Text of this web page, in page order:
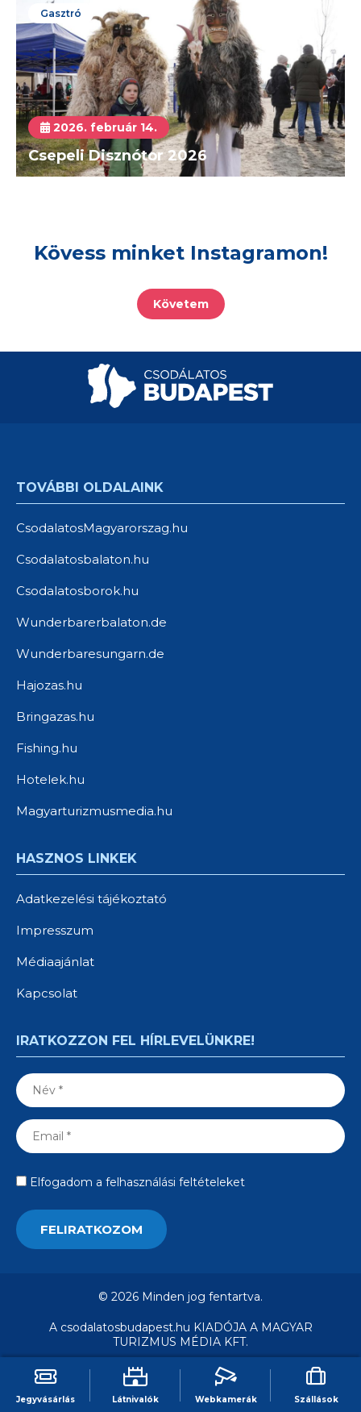
Gasztró
2026. február 14.
Csepeli Disznótor 2026
Kövess minket Instagramon!
Követem
TOVÁBBI OLDALAINK
CsodalatosMagyarorszag.hu
Csodalatosbalaton.hu
Csodalatosborok.hu
Wunderbarerbalaton.de
Wunderbaresungarn.de
Hajozas.hu
Bringazas.hu
Fishing.hu
Hotelek.hu
Magyarturizmusmedia.hu
HASZNOS LINKEK
Adatkezelési tájékoztató
Impresszum
Médiaajánlat
Kapcsolat
IRATKOZZON FEL HÍRLEVELÜNKRE!
Elfogadom a felhasználási feltételeket
© 2026 Minden jog fentartva.
A csodalatosbudapest.hu KIADÓJA A MAGYAR
TURIZMUS MÉDIA KFT.
Jegyvásárlás Látnivalók Webkamerák Szállások